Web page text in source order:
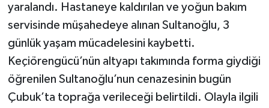
yaralandı. Hastaneye kaldırılan ve yoğun bakım
servisinde müşahedeye alınan Sultanoğlu, 3
günlük yaşam mücadelesini kaybetti.
Keçiörengücü’nün altyapı takımında forma giydiği
öğrenilen Sultanoğlu’nun cenazesinin bugün
Çubuk’ta toprağa verileceği belirtildi. Olayla ilgili